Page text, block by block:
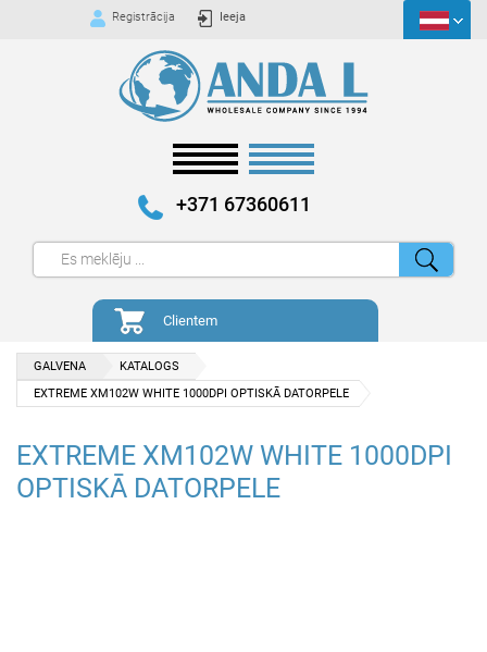
Registrācija Ieeja
+371 67360611
Clientem
GALVENA
KATALOGS
EXTREME XM102W WHITE 1000DPI OPTISKĀ DATORPELE
EXTREME XM102W WHITE 1000DPI
OPTISKĀ DATORPELE